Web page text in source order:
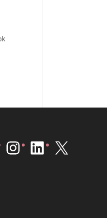
Instagram
LinkedIn
X